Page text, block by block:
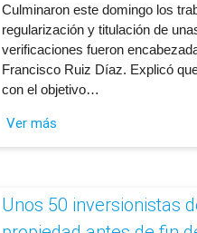
​Culminaron este domingo los
regularización y titulación de
verificaciones fueron
Francisco Ruiz Díaz. Explicó
con el objetivo…
Ver más
Unos 50 inversionistas